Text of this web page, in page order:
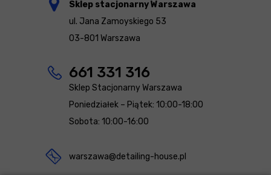
Sklep stacjonarny Warszawa
ul. Jana Zamoyskiego 53
03-801 Warszawa
661 331 316
Sklep Stacjonarny Warszawa
Poniedziałek – Piątek: 10:00-18:00
Sobota: 10:00-16:00
warszawa@detailing-house.pl